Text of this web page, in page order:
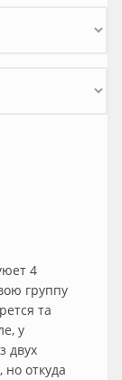
4
группу
та
у
двух
откуда